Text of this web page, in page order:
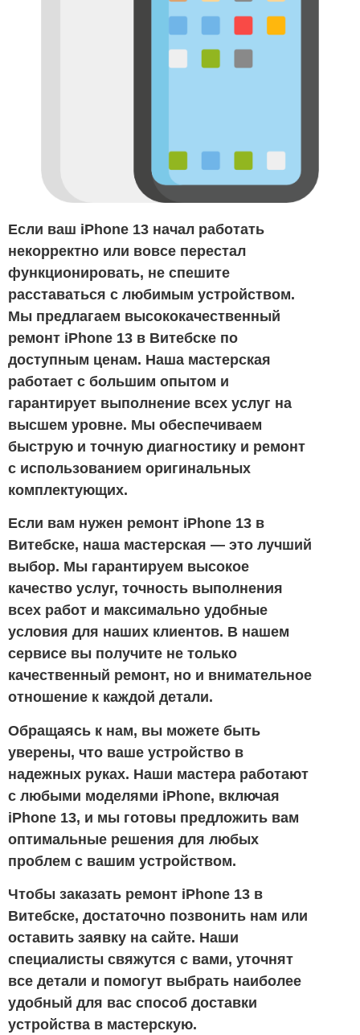
Если ваш iPhone 13 начал работать
некорректно или вовсе перестал
функционировать, не спешите
расставаться с любимым устройством.
Мы предлагаем высококачественный
ремонт iPhone 13 в Витебске по
доступным ценам. Наша мастерская
работает с большим опытом и
гарантирует выполнение всех услуг на
высшем уровне. Мы обеспечиваем
быструю и точную диагностику и ремонт
с использованием оригинальных
комплектующих.
Если вам нужен ремонт iPhone 13 в
Витебске, наша мастерская — это лучший
выбор. Мы гарантируем высокое
качество услуг, точность выполнения
всех работ и максимально удобные
условия для наших клиентов. В нашем
сервисе вы получите не только
качественный ремонт, но и внимательное
отношение к каждой детали.
Обращаясь к нам, вы можете быть
уверены, что ваше устройство в
надежных руках. Наши мастера работают
с любыми моделями iPhone, включая
iPhone 13, и мы готовы предложить вам
оптимальные решения для любых
проблем с вашим устройством.
Чтобы заказать ремонт iPhone 13 в
Витебске, достаточно позвонить нам или
оставить заявку на сайте. Наши
специалисты свяжутся с вами, уточнят
все детали и помогут выбрать наиболее
удобный для вас способ доставки
устройства в мастерскую.